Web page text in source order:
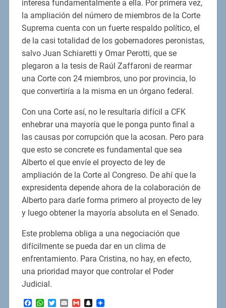
interesa fundamentalmente a ella. Por primera vez,
la ampliación del número de miembros de la Corte
Suprema cuenta con un fuerte respaldo político, el
de la casi totalidad de los gobernadores peronistas,
salvo Juan Schiaretti y Omar Perotti, que se
plegaron a la tesis de Raúl Zaffaroni de rearmar
una Corte con 24 miembros, uno por provincia, lo
que convertiría a la misma en un órgano federal.
Con una Corte así, no le resultaría difícil a CFK
enhebrar una mayoría que le ponga punto final a
las causas por corrupción que la acosan. Pero para
que esto se concrete es fundamental que sea
Alberto el que envíe el proyecto de ley de
ampliación de la Corte al Congreso. De ahí que la
expresidenta depende ahora de la colaboración de
Alberto para darle forma primero al proyecto de ley
y luego obtener la mayoría absoluta en el Senado.
Este problema obliga a una negociación que
difícilmente se pueda dar en un clima de
enfrentamiento. Para Cristina, no hay, en efecto,
una prioridad mayor que controlar el Poder
Judicial.
Facebook
WhatsApp
TwitterEmailGmailSnapchat